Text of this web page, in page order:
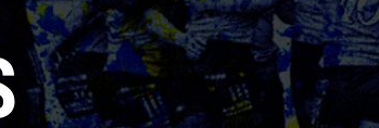
スタッフ
活動理念
ミッション
ビジョン
コア・バリュー
パートナー
後援会